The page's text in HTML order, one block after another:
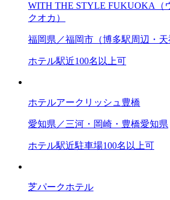
WITH THE STYLE FUKUOKA（
クオカ）
福岡県／福岡市（博多駅周辺・天
ホテル駅近100名以上可
ホテルアークリッシュ豊橋
愛知県／三河・岡崎・豊橋愛知県
ホテル駅近駐車場100名以上可
芝パークホテル